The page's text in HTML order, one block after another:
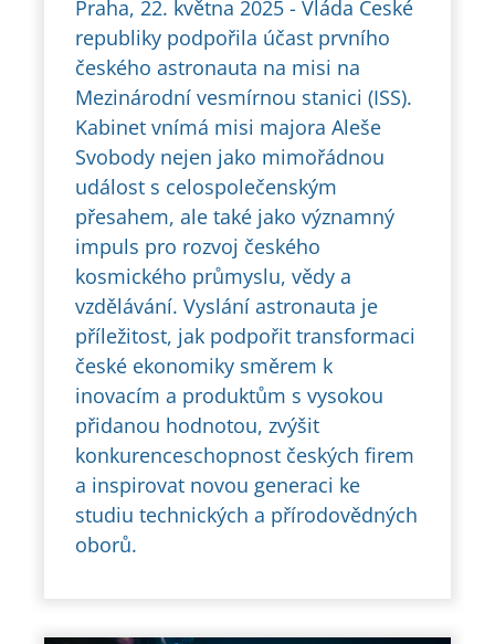
Praha, 22. května 2025 - Vláda České
republiky podpořila účast prvního
českého astronauta na misi na
Mezinárodní vesmírnou stanici (ISS).
Kabinet vnímá misi majora Aleše
Svobody nejen jako mimořádnou
událost s celospolečenským
přesahem, ale také jako významný
impuls pro rozvoj českého
kosmického průmyslu, vědy a
vzdělávání. Vyslání astronauta je
příležitost, jak podpořit transformaci
české ekonomiky směrem k
inovacím a produktům s vysokou
přidanou hodnotou, zvýšit
konkurenceschopnost českých firem
a inspirovat novou generaci ke
studiu technických a přírodovědných
oborů.